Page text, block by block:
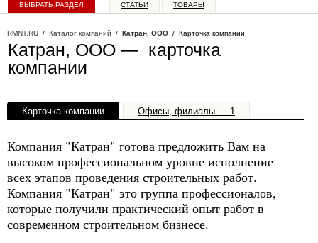
ВЫБРАТЬ РАЗДЕЛ СТАТЬИ ТОВАРЫ
RMNT.RU / Каталог компаний / Катран, ООО / Карточка компании
Катран, ООО — карточка
компании
Карточка компании Офисы, филиалы — 1
Компания "Катран" готова предложить Вам на
высоком профессиональном уровне исполнение
всех этапов проведения строительных работ.
Компания "Катран" это группа профессионалов,
которые получили практический опыт работ в
современном строительном бизнесе.